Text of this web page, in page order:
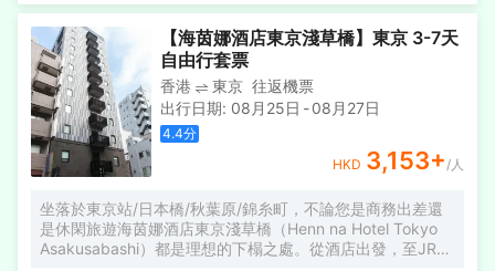
液晶電視機，讓您感受到更加貼心細緻的入住體驗。電熱水
壺和瓶裝水可供使用，便捷的客房設施定能讓您倍感舒適。
倘若您在忙碌的一天後想在自己的客房內放鬆，提供拖鞋、
24小時熱水和吹風機的客房浴室是不錯的選擇。 在您的空閑
時間去桑拿浴室放鬆一下，定能給您帶來曼妙的度假體驗。
酒店的會議廳將熱情的服務與專業的素質完美地結合在一
起。酒店設有24小時前台諮詢服務，為下榻至此的您提供最
貼心的行程安排。
【海茵娜酒店東京淺草橋】東京 3-7天
自由行套票
香港 東京 往返機票
出行日期: 08月25日 -08月27日
4.4分
HKD 3,153+ /人
坐落於東京站/日本橋/秋葉原/錦糸町，不論您是商務出差還
是休閑旅遊海茵娜酒店東京淺草橋（Henn na Hotel Tokyo
Asakusabashi）都是理想的下榻之處。從酒店出發，至JR馬